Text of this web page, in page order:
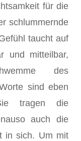
für die
schlummernde
taucht auf
und mitteilbar,
des
sind eben
tragen die
auch die
in sich. Um mit